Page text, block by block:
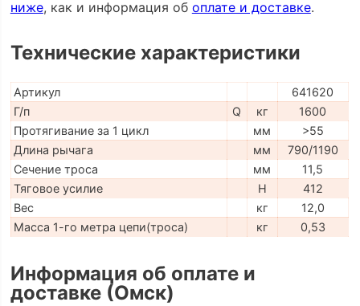
ниже, как и информация об оплате и доставке.
Технические характеристики
Артикул
641620
Г/п
Q кг
1600
Протягивание за 1 цикл
мм
>55
Длина рычага
мм
790/1190
Сечение троса
мм
11,5
Тяговое усилие
H
412
Вес
кг
12,0
Масса 1-го метра цепи(троса)
кг 0,53
Информация об оплате и
доставке (Омск)